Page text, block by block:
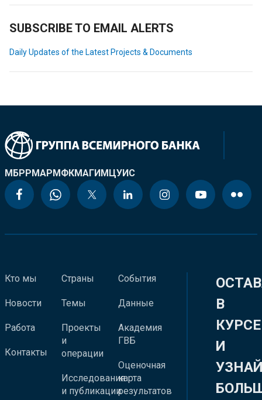
SUBSCRIBE TO EMAIL ALERTS
Daily Updates of the Latest Projects & Documents
МБРРМАРМФКМАГИМЦУИС
Кто мы
Новости
Работа
Контакты
Страны
Темы
Проекты
и
операции
Исследования
и публикации
События
Данные
Академия
ГВБ
Оценочная
карта
результатов
В
КУРСЕ
И